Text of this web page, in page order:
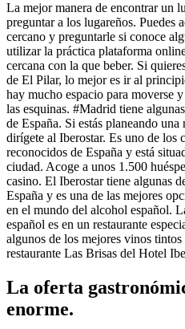
La mejor manera de encontrar un
preguntar a los lugareños. Puedes
cercano y preguntarle si conoce
utilizar la práctica plataforma
cercana con la que beber. Si
de El Pilar, lo mejor es ir al
hay mucho espacio para moverse
las esquinas. #Madrid tiene
de España. Si estás planeando
dirígete al Iberostar. Es uno de los
reconocidos de España y está
ciudad. Acoge a unos 1.500
casino. El Iberostar tiene algunas
España y es una de las mejores
en el mundo del alcohol español.
español es en un restaurante
algunos de los mejores vinos
restaurante Las Brisas del Hotel
La oferta
enorme.